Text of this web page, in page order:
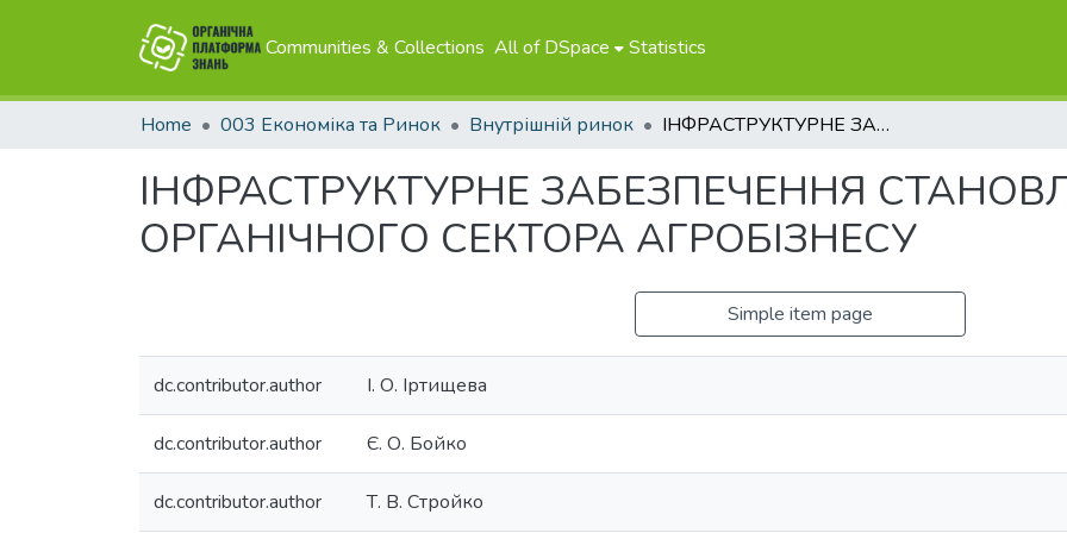
Communities & Collections All of DSpace Statistics
Home 003 Економіка та Ринок Внутрішній ринок ІНФРАСТРУКТУРНЕ ЗАБЕЗПЕЧЕННЯ СТАНОВЛЕННЯ ОРГАНІЧНОГО СЕКТОРА АГРОБІЗНЕСУ
ІНФРАСТРУКТУРНЕ ЗАБЕЗПЕЧЕННЯ
ОРГАНІЧНОГО СЕКТОРА АГРОБІЗНЕСУ
Simple item page
dc.contributor.author І. О. Іртищева
dc.contributor.author Є. О. Бойко
dc.contributor.author Т. В. Стройко